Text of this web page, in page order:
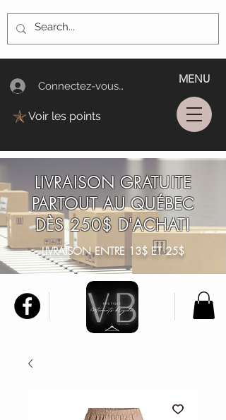
Connectez-vous/Log In
MENU
Voir les points
LIVRAISON GRATUITE
PARTOUT AU QUÉBEC
DÈS 250$ D'ACHAT!
LIVRAISON ENTRE 13$ ET 25$